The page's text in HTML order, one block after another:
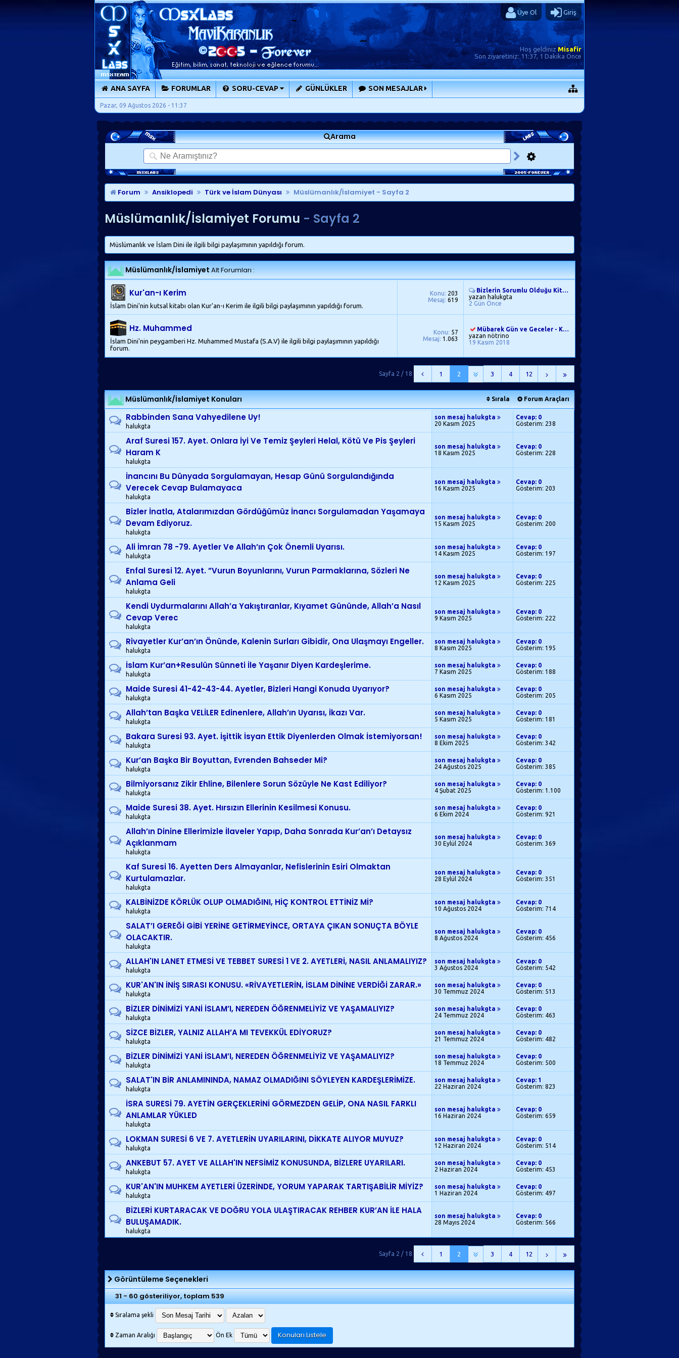
Üye Ol Giriş
Hoş geldiniz Misafir
Son ziyaretiniz:11:37, 1 Dakika Önce
ANA SAYFA FORUMLAR SORU-CEVAP GÜNLÜKLER SON MESAJLAR
Pazar, 09 Ağustos 2026 - 11:37
Arama
Forum Ansiklopedi Türk ve İslam Dünyası Müslümanlık/İslamiyet - Sayfa 2
Müslümanlık/İslamiyet Forumu - Sayfa 2
Müslümanlık ve İslam Dini ile ilgili bilgi paylaşımının yapıldığı forum.
Müslümanlık/İslamiyetAlt Forumları :
Kur'an-ı Kerim
İslam Dini'nin kutsal kitabı olan Kur'an-ı Kerim ile ilgili bilgi paylaşımının yapıldığı forum.
Konu: 203
Mesaj: 619
Bizlerin Sorumlu Olduğu Kitap, Yalnız Kur'an Değil Midir?
yazan halukgta
2 Gün Önce
Hz. Muhammed
İslam Dini'nin peygamberi Hz. Muhammed Mustafa (S.A.V) ile ilgili bilgi paylaşımının yapıldığı
forum.
Konu: 57
Mesaj: 1.063
Mübarek Gün ve Geceler - Kutlu Doğum ve Mevlid Kandili
yazan nötrino
19 Kasım 2018
1 2 3 4 12
Sayfa 2 / 18
Sırala Forum Araçları
Müslümanlık/İslamiyetKonuları
Rabbinden Sana Vahyedilene Uy!
halukgta
son mesaj halukgta
20 Kasım 2025
Cevap: 0
Gösterim: 238
Araf Suresi 157. Ayet. Onlara İyi Ve Temiz Şeyleri Helal, Kötü Ve Pis Şeyleri
Haram K
halukgta
son mesaj halukgta
18 Kasım 2025
Cevap: 0
Gösterim: 228
İnancını Bu Dünyada Sorgulamayan, Hesap Günü Sorgulandığında
Verecek Cevap Bulamayaca
halukgta
son mesaj halukgta
16 Kasım 2025
Cevap: 0
Gösterim: 203
Bizler İnatla, Atalarımızdan Gördüğümüz İnancı Sorgulamadan Yaşamaya
Devam Ediyoruz.
halukgta
son mesaj halukgta
15 Kasım 2025
Cevap: 0
Gösterim: 200
Ali İmran 78 -79. Ayetler Ve Allah’ın Çok Önemli Uyarısı.
halukgta
son mesaj halukgta
14 Kasım 2025
Cevap: 0
Gösterim: 197
Enfal Suresi 12. Ayet. ”Vurun Boyunlarını, Vurun Parmaklarına, Sözleri Ne
Anlama Geli
halukgta
son mesaj halukgta
12 Kasım 2025
Cevap: 0
Gösterim: 225
Kendi Uydurmalarını Allah’a Yakıştıranlar, Kıyamet Gününde, Allah’a Nasıl
Cevap Verec
halukgta
son mesaj halukgta
9 Kasım 2025
Cevap: 0
Gösterim: 222
Rivayetler Kur’an’ın Önünde, Kalenin Surları Gibidir, Ona Ulaşmayı Engeller.
halukgta
son mesaj halukgta
8 Kasım 2025
Cevap: 0
Gösterim: 195
İslam Kur’an+Resulün Sünneti İle Yaşanır Diyen Kardeşlerime.
halukgta
son mesaj halukgta
7 Kasım 2025
Cevap: 0
Gösterim: 188
Maide Suresi 41-42-43-44. Ayetler, Bizleri Hangi Konuda Uyarıyor?
halukgta
son mesaj halukgta
6 Kasım 2025
Cevap: 0
Gösterim: 205
Allah’tan Başka VELİLER Edinenlere, Allah’ın Uyarısı, İkazı Var.
halukgta
son mesaj halukgta
5 Kasım 2025
Cevap: 0
Gösterim: 181
Bakara Suresi 93. Ayet. İşittik İsyan Ettik Diyenlerden Olmak İstemiyorsan!
halukgta
son mesaj halukgta
8 Ekim 2025
Cevap: 0
Gösterim: 342
Kur’an Başka Bir Boyuttan, Evrenden Bahseder Mi?
halukgta
son mesaj halukgta
24 Ağustos 2025
Cevap: 0
Gösterim: 385
Bilmiyorsanız Zikir Ehline, Bilenlere Sorun Sözüyle Ne Kast Ediliyor?
halukgta
son mesaj halukgta
4 Şubat 2025
Cevap: 0
Gösterim: 1.100
Maide Suresi 38. Ayet. Hırsızın Ellerinin Kesilmesi Konusu.
halukgta
son mesaj halukgta
6 Ekim 2024
Cevap: 0
Gösterim: 921
Allah’ın Dinine Ellerimizle İlaveler Yapıp, Daha Sonrada Kur’an’ı Detaysız
Açıklanmam
halukgta
son mesaj halukgta
30 Eylül 2024
Cevap: 0
Gösterim: 369
Kaf Suresi 16. Ayetten Ders Almayanlar, Nefislerinin Esiri Olmaktan
Kurtulamazlar.
halukgta
son mesaj halukgta
28 Eylül 2024
Cevap: 0
Gösterim: 351
KALBİNİZDE KÖRLÜK OLUP OLMADIĞINI, HİÇ KONTROL ETTİNİZ Mİ?
halukgta
son mesaj halukgta
10 Ağustos 2024
Cevap: 0
Gösterim: 714
SALAT’I GEREĞİ GİBİ YERİNE GETİRMEYİNCE, ORTAYA ÇIKAN SONUÇTA BÖYLE
OLACAKTIR.
halukgta
son mesaj halukgta
8 Ağustos 2024
Cevap: 0
Gösterim: 456
ALLAH'IN LANET ETMESİ VE TEBBET SURESİ 1 VE 2. AYETLERİ, NASIL ANLAMALIYIZ?
halukgta
son mesaj halukgta
3 Ağustos 2024
Cevap: 0
Gösterim: 542
KUR'AN'IN İNİŞ SIRASI KONUSU. «RİVAYETLERİN, İSLAM DİNİNE VERDİĞİ ZARAR.»
halukgta
son mesaj halukgta
30 Temmuz 2024
Cevap: 0
Gösterim: 513
BİZLER DİNİMİZİ YANİ İSLAM’I, NEREDEN ÖĞRENMELİYİZ VE YAŞAMALIYIZ?
halukgta
son mesaj halukgta
24 Temmuz 2024
Cevap: 0
Gösterim: 463
SİZCE BİZLER, YALNIZ ALLAH’A MI TEVEKKÜL EDİYORUZ?
halukgta
son mesaj halukgta
21 Temmuz 2024
Cevap: 0
Gösterim: 482
BİZLER DİNİMİZİ YANİ İSLAM’I, NEREDEN ÖĞRENMELİYİZ VE YAŞAMALIYIZ?
halukgta
son mesaj halukgta
18 Temmuz 2024
Cevap: 0
Gösterim: 500
SALAT'IN BİR ANLAMININDA, NAMAZ OLMADIĞINI SÖYLEYEN KARDEŞLERİMİZE.
halukgta
son mesaj halukgta
22 Haziran 2024
Cevap: 1
Gösterim: 823
İSRA SURESİ 79. AYETİN GERÇEKLERİNİ GÖRMEZDEN GELİP, ONA NASIL FARKLI
ANLAMLAR YÜKLED
halukgta
son mesaj halukgta
16 Haziran 2024
Cevap: 0
Gösterim: 659
LOKMAN SURESİ 6 VE 7. AYETLERİN UYARILARINI, DİKKATE ALIYOR MUYUZ?
halukgta
son mesaj halukgta
12 Haziran 2024
Cevap: 0
Gösterim: 514
ANKEBUT 57. AYET VE ALLAH'IN NEFSİMİZ KONUSUNDA, BİZLERE UYARILARI.
halukgta
son mesaj halukgta
2 Haziran 2024
Cevap: 0
Gösterim: 453
KUR'AN'IN MUHKEM AYETLERİ ÜZERİNDE, YORUM YAPARAK TARTIŞABİLİR MİYİZ?
halukgta
son mesaj halukgta
1 Haziran 2024
Cevap: 0
Gösterim: 497
BİZLERİ KURTARACAK VE DOĞRU YOLA ULAŞTIRACAK REHBER KUR’AN İLE HALA
BULUŞAMADIK.
halukgta
son mesaj halukgta
28 Mayıs 2024
Cevap: 0
Gösterim: 566
1 2 3 4 12
Sayfa 2 / 18
Görüntüleme Seçenekleri
31 - 60 gösteriliyor, toplam 539
Sıralama şekli
Zaman Aralığı Ön Ek